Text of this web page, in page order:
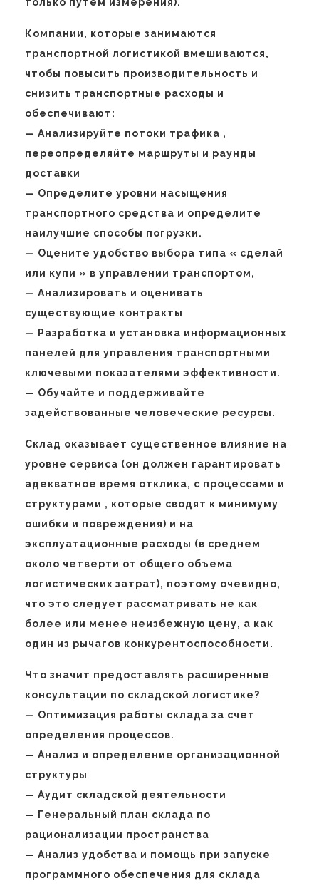
Компании, которые занимаются
транспортной логистикой вмешиваются,
чтобы повысить производительность и
снизить транспортные расходы и
обеспечивают:
— Анализируйте потоки трафика ,
переопределяйте маршруты и раунды
доставки
— Определите уровни насыщения
транспортного средства и определите
наилучшие способы погрузки.
— Оцените удобство выбора типа « сделай
или купи » в управлении транспортом,
— Анализировать и оценивать
существующие контракты
— Разработка и установка информационных
панелей для управления транспортными
ключевыми показателями эффективности.
— Обучайте и поддерживайте
задействованные человеческие ресурсы.
Склад оказывает существенное влияние на
уровне сервиса (он должен гарантировать
адекватное время отклика, с процессами и
структурами , которые сводят к минимуму
ошибки и повреждения) и на
эксплуатационные расходы (в среднем
около четверти от общего объема
логистических затрат), поэтому очевидно,
что это следует рассматривать не как
более или менее неизбежную цену, а как
один из рычагов конкурентоспособности.
Что значит предоставлять расширенные
консультации по складской логистике?
— Оптимизация работы склада за счет
определения процессов.
— Анализ и определение организационной
структуры
— Аудит складской деятельности
— Генеральный план склада по
рационализации пространства
— Анализ удобства и помощь при запуске
программного обеспечения для склада